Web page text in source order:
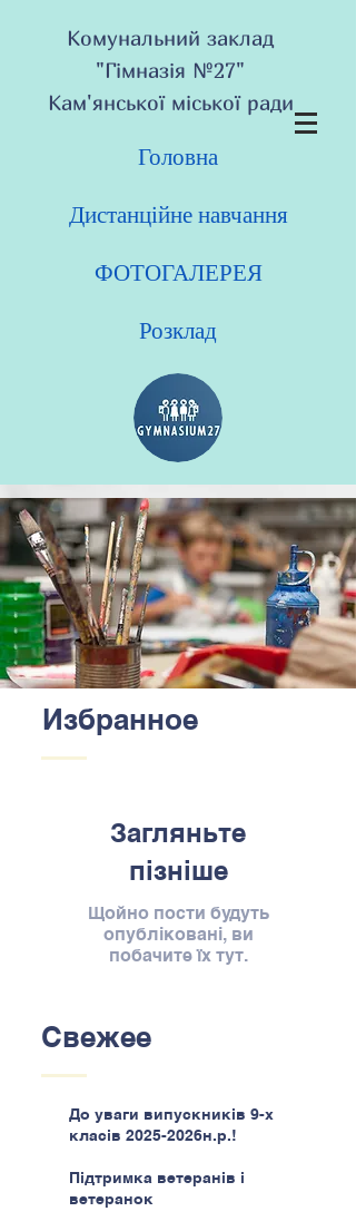
Комунальний заклад
"Гімназія №27"
Кам'янської міської ради
Головна
Дистанційне навчання
ФОТОГАЛЕРЕЯ
Розклад
Избранное
Загляньте
пізніше
Щойно пости будуть
опубліковані, ви
побачите їх тут.
Свежее
До уваги випускників 9-х
класів 2025-2026н.р.!
Підтримка ветеранів і
ветеранок